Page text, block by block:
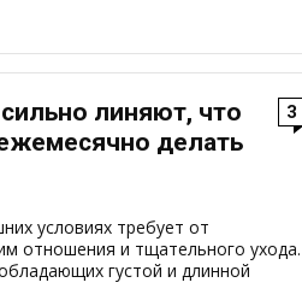
линяют, что
делать
3
условиях требует от
отношения и тщательного ухода.
густой и длинной